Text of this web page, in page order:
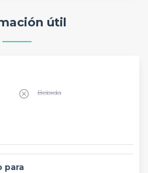
útil
Bebida
para